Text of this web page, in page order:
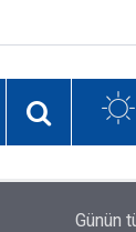
Şırnak’taki
Günün